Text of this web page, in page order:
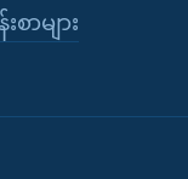
ာများ